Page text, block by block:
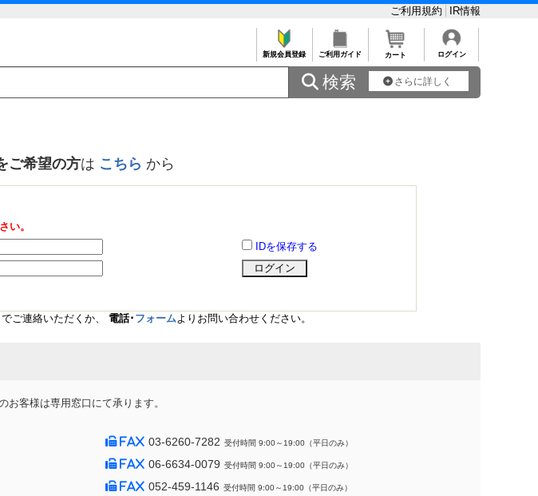
ご利用規約 IR情報
新規会員登録 ご利用ガイド カート ログイン
 検索 さらに詳しく
ご希望の方は こちら から
い。
IDを保存する
ご連絡いただくか、 電話･ フォームよりお問い合わせください。
客様は専用窓口にて承ります。
03-6260-7282 受付時間 9:00～19:00（平日のみ）
06-6634-0079 受付時間 9:00～19:00（平日のみ）
052-459-1146 受付時間 9:00～19:00（平日のみ）